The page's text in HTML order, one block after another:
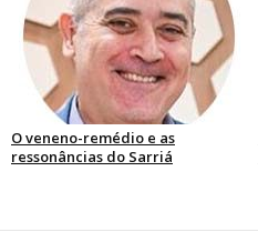
O veneno-remédio e as
ressonâncias do Sarriá